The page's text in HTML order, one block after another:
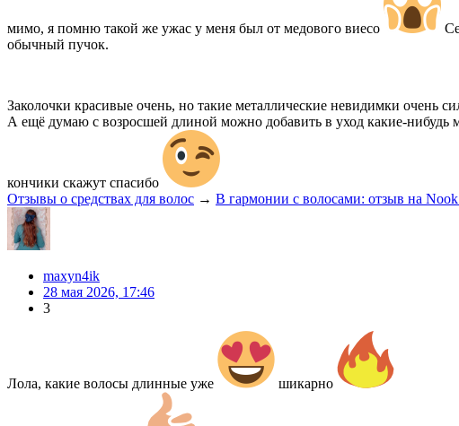
мимо, я помню такой же ужас у меня был от медового виесо
обычный пучок.
Заколочки красивые очень, но такие металлические невидимки очень
А ещё думаю с возросшей длиной можно добавить в уход какие-
кончики скажут спасибо
Отзывы о средствах для волос → В гармонии с волосами: отзыв на
maxyn4ik
28 мая 2026, 17:46
3
Лола, какие волосы длинные уже шикарно